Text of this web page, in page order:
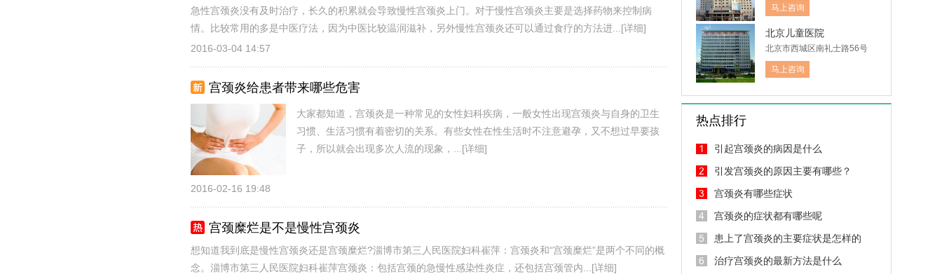
急性宫颈炎没有及时治疗，长久的积累就会导致慢性宫颈炎上门。对于慢性宫颈炎主要是选择药物来控制病
情。比较常用的多是中医疗法，因为中医比较温润滋补，另外慢性宫颈炎还可以通过食疗的方法进... [详细]
2016-03-04 14:57
宫颈炎给患者带来哪些危害
大家都知道，宫颈炎是一种常见的女性妇科疾病，一般女性出现宫颈炎与自身的卫生
习惯、生活习惯有着密切的关系。有些女性在性生活时不注意避孕，又不想过早要孩
子，所以就会出现多次人流的现象，... [详细]
2016-02-16 19:48
宫颈糜烂是不是慢性宫颈炎
想知道我到底是慢性宫颈炎还是宫颈糜烂?淄博市第三人民医院妇科崔萍：宫颈炎和“宫颈糜烂”是两个不同的概
念。淄博市第三人民医院妇科崔萍宫颈炎：包括宫颈的急慢性感染性炎症，还包括宫颈管内... [详细]
马上咨询
北京儿童医院
北京市西城区南礼士路56号
马上咨询
热点排行
引起宫颈炎的病因是什么
引发宫颈炎的原因主要有哪些？
宫颈炎有哪些症状
宫颈炎的症状都有哪些呢
患上了宫颈炎的主要症状是怎样的
治疗宫颈炎的最新方法是什么